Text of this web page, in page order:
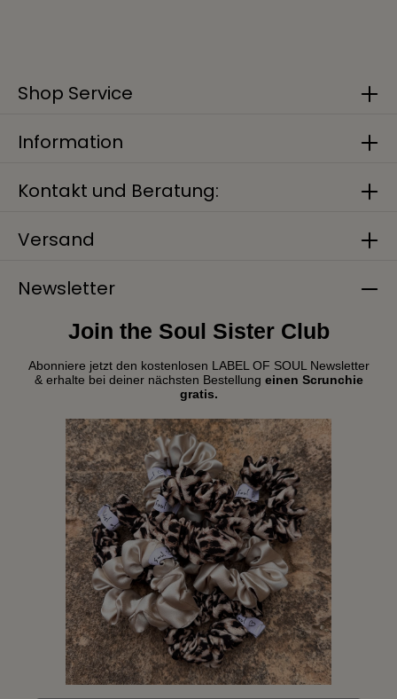
Kontakt und Beratung:
Versand
Newsletter
Join the Soul Sister Club
Abonniere jetzt den kostenlosen LABEL OF SOUL Newsletter
& erhalte bei deiner nächsten Bestellung einen Scrunchie
gratis.
Shop Service
Information